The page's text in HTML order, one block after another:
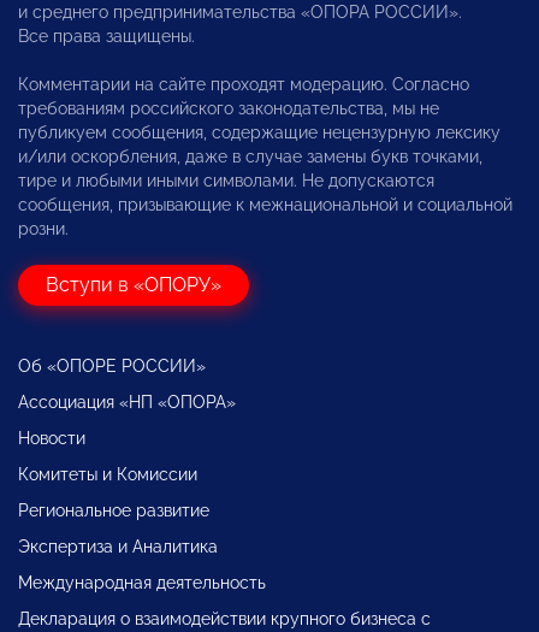
и среднего предпринимательства «ОПОРА РОССИИ».
Все права защищены.
Комментарии на сайте проходят модерацию. Согласно
требованиям российского законодательства, мы не
публикуем сообщения, содержащие нецензурную лексику
и/или оскорбления, даже в случае замены букв точками,
тире и любыми иными символами. Не допускаются
сообщения, призывающие к межнациональной и социальной
розни.
Вступи в «ОПОРУ»
Об «ОПОРЕ РОССИИ»
Ассоциация «НП «ОПОРА»
Новости
Комитеты и Комиссии
Региональное развитие
Экспертиза и Аналитика
Международная деятельность
Декларация о взаимодействии крупного бизнеса с